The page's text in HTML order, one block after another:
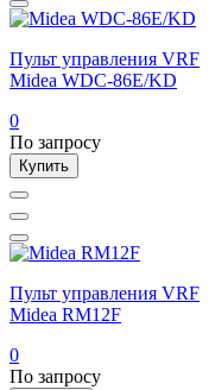
Пульт управления VRF
Midea WDC-86E/KD
0
По запросу
Купить
Пульт управления VRF
Midea RM12F
0
По запросу